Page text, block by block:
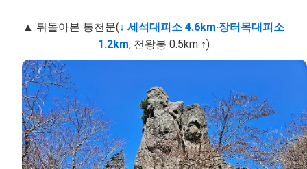
▲ 뒤돌아본 통천문(↓ 세석대피소 4.6km·장터목대피소
1.2km, 천왕봉 0.5km ↑)